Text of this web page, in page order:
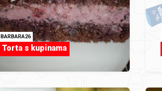
BARBARA26
Torta s kupinama